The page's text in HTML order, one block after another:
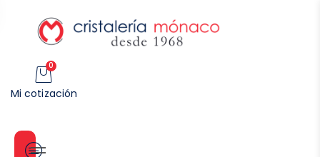
0
Mi cotización
Categorías